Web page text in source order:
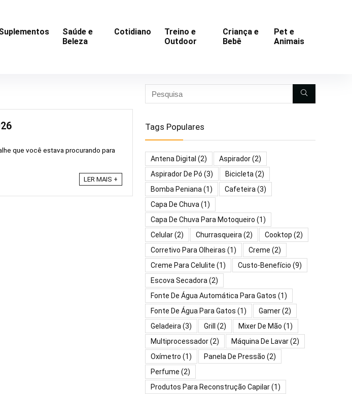
Saúde e
Beleza
Cotidiano
Treino e
Outdoor
Criança e
Bebê
Pet e
Animais
que você estava procurando para
LER MAIS +
Tags Populares
Antena Digital (2) Aspirador(2)
Aspirador De Pó (3) Bicicleta (2)
Bomba Peniana (1) Cafeteira (3)
Capa De Chuva (1)
Capa De Chuva Para Motoqueiro (1)
Celular(2) Churrasqueira (2) Cooktop (2)
Corretivo Para Olheiras (1) Creme (2)
Creme Para Celulite (1) Custo-Benefício (9)
Escova Secadora (2)
Fonte De Água Automática Para Gatos (1)
Fonte De Água Para Gatos (1) Gamer(2)
Geladeira (3) Grill (2) Mixer De Mão (1)
Multiprocessador(2) Máquina De Lavar(2)
Oxímetro (1) Panela De Pressão (2)
Perfume (2)
Produtos Para Reconstrução Capilar(1)